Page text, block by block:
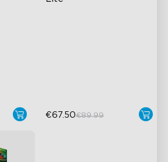
€67.50€89.99